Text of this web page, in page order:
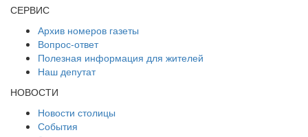
СЕРВИС
Архив номеров газеты
Вопрос-ответ
Полезная информация для жителей
Наш депутат
НОВОСТИ
Новости столицы
События